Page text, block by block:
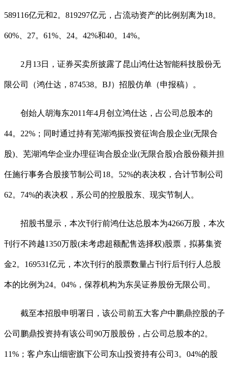
589116亿元和2。819297亿元，占流动资产的比例别离为18。
60%、27。61%、24。42%和40。14%。
2月13日，证券买卖所披露了昆山鸿仕达智能科技股份无
限公司（鸿仕达，874538。BJ）招股仿单（申报稿）。
创始人胡海东2011年4月创立鸿仕达，占公司总股本的
44。22%；同时通过持有芜湖鸿振投资征询合股企业(无限合
股)、芜湖鸿华企业办理征询合股企业(无限合股)合股份额并担
任施行事务合股接节制公司18。52%的表决权，合计节制公司
62。74%的表决权，系公司的控股股东、现实节制人。
招股书显示，本次刊行前鸿仕达总股本为4266万股，本次
刊行不跨越1350万股(未考虑超额配售选择权)股票，拟募集资
金2。169531亿元，本次刊行的股票数量占刊行后刊行人总股
本的比例为24。04%，保荐机构为东吴证券股份无限公司。
截至本招股申明署日，该公司前五大客户中鹏鼎控股的子
公司鹏鼎投资持有该公司90万股股份，占公司总股本的2。
11%；客户东山细密旗下公司东山投资持有公司3。04%的股